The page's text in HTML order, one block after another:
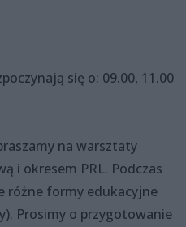
się o: 09.00, 11.00
na warsztaty
i okresem PRL. Podczas
różne formy edukacyjne
Prosimy o przygotowanie